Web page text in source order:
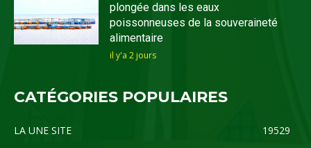
plongée dans les eaux
poissonneuses de la souveraineté
alimentaire
il y'a 2 jours
CATÉGORIES POPULAIRES
LA UNE SITE
19529